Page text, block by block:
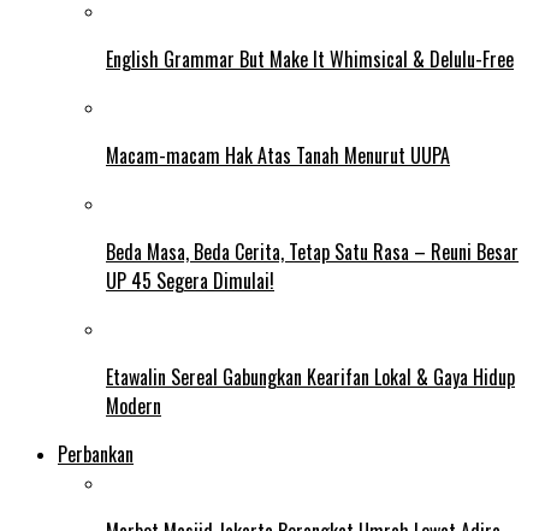
English Grammar But Make It Whimsical & Delulu-Free
Macam-macam Hak Atas Tanah Menurut UUPA
Beda Masa, Beda Cerita, Tetap Satu Rasa – Reuni Besar
UP 45 Segera Dimulai!
Etawalin Sereal Gabungkan Kearifan Lokal & Gaya Hidup
Modern
Perbankan